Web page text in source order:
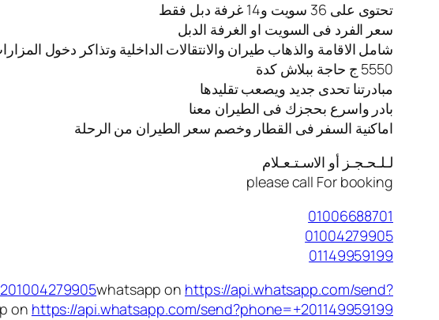
تحتوى على 36 سويت و14 غرفة دبل فقط
سعر الفرد فى السويت او الغرفة الدبل
شامل الاقامة والذهاب طيران والانتقالات الداخلية وتذاكر دخول
5550 ج حاجة ببلاش كدة
مبادرتنا تحدى جديد ويصعب تقليدها
بادر واسرع بحجزك فى الطيران معنا
️اماكنية السفر فى القطار وخصم سعر الطيران من الرحلة
لـلـحـجـز أو الاسـتـعـلام
please call For booking
01006688701
01004279905
01149959199
whatsapp on https://api.whatsapp.com/send?
on https://api.whatsapp.com/send?phone=+201149959199